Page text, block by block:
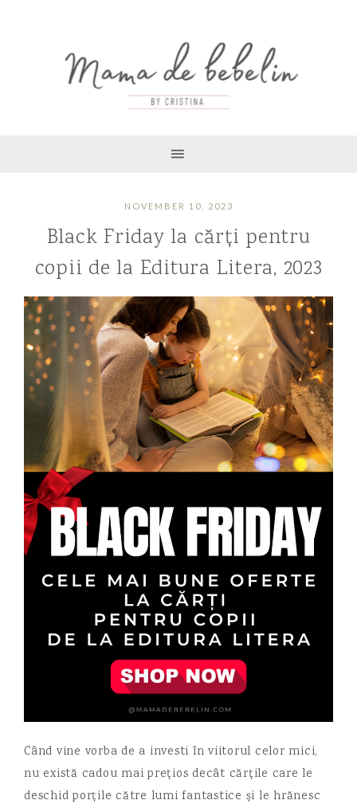
NOVEMBER 10, 2023
Black Friday la cărți pentru
copii de la Editura Litera, 2023
Când vine vorba de a investi în viitorul celor mici,
nu există cadou mai prețios decât cărțile care le
deschid porțile către lumi fantastice și le hrănesc